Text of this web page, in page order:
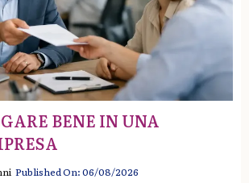
BENE IN UNA
Published On: 06/08/2026